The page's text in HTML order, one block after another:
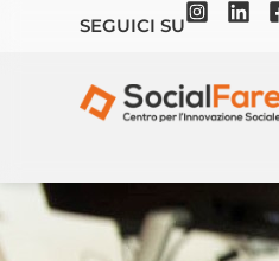
SEGUICI SU